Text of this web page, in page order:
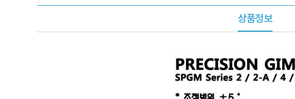
상품정보